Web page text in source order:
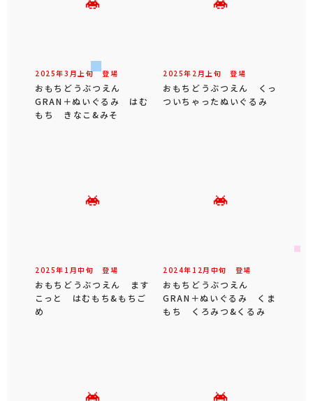
2025年3 月 上旬登場
おもちどうぶつえん
GRAN＋ぬいぐるみ はむ
もち きなこ&みそ
2025年 2 月 上旬 登場
おもちどうぶつえん くっ
ついちゃったぬいぐるみ
2025年 1 月中旬 登場
おもちどうぶつえん ます
こっと はむもち&もちご
め
2024年 12 月 中旬 登場
おもちどうぶつえん
GRAN＋ぬいぐるみ くま
もち くろみつ&くるみ